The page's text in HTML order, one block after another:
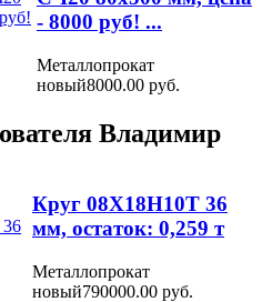
- 8000 руб! ...
Металлопрокат
новый8000.00 руб.
Владимир
Круг 08Х18Н10Т 36
мм, остаток: 0,259 т
Металлопрокат
новый790000.00 руб.